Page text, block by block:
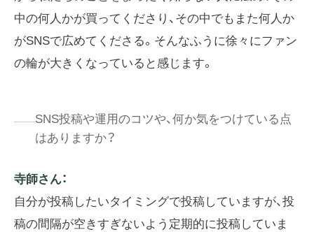
中の何人かが買ってくださり、その中でもまた何人か
がSNSで広めてくださる。そんなふうに徐々にファン
の輪が大きくなっていると感じます。
SNS投稿や運用のコツや、何か気をつけている点
はありますか？
寺師さん：
自分が投稿したいタイミングで投稿していますが、投
稿の間隔が空きすぎないよう定期的に投稿していま